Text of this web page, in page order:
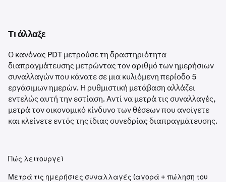
Τι άλλαξε
Ο κανόνας PDT μετρούσε τη δραστηριότητα
διαπραγμάτευσης μετρώντας τον αριθμό των ημερήσιων
συναλλαγών που κάνατε σε μια κυλιόμενη περίοδο 5
εργάσιμων ημερών. Η ρυθμιστική μετάβαση αλλάζει
εντελώς αυτή την εστίαση. Αντί να μετρά τις συναλλαγές,
μετρά τον οικονομικό κίνδυνο των θέσεων που ανοίγετε
και κλείνετε εντός της ίδιας συνεδρίας διαπραγμάτευσης.
Πώς λειτουργεί
Μετρά τις ημερήσιες συναλλαγές (αγορά + πώληση του